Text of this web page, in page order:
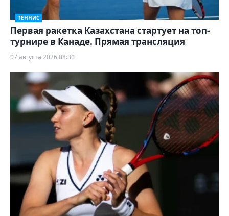
ТЕННИС
Первая ракетка Казахстана стартует на топ-
турнире в Канаде. Прямая трансляция
07 августа 2026 08:30